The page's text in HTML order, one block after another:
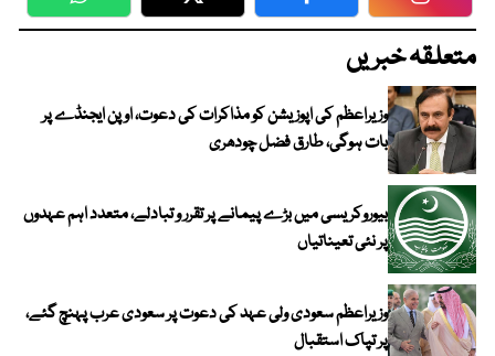
WhatsApp Twitter Facebook
متعلقہ خبریں
وزیراعظم کی اپوزیشن کو مذاکرات کی دعوت، اوپن ایجنڈے پر
بات ہوگی، طارق فضل چودھری
بیوروکریسی میں بڑے پیمانے پر تقرر و تبادلے، متعدد اہم عہدوں
پر نئی تعیناتیاں
وزیراعظم سعودی ولی عہد کی دعوت پر سعودی عرب پہنچ گئے،
پر تپاک استقبال